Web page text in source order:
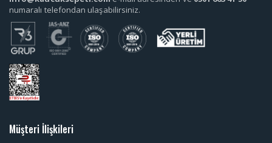
numaralı telefondan ulaşabilirsiniz.
Müşteri İlişkileri